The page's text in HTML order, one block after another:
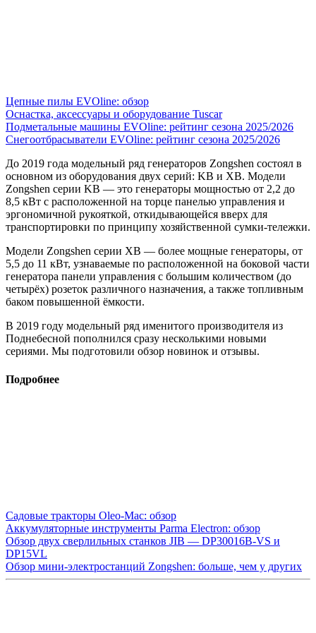
Цепные пилы EVOline: обзор
Оснастка, аксессуары и оборудование Tuscar
Подметальные машины EVOline: рейтинг сезона 2025/2026
Снегоотбрасыватели EVOline: рейтинг сезона 2025/2026
До 2019 года модельный ряд генераторов Zongshen состоял в
основном из оборудования двух серий: KB и XB. Модели
Zongshen серии KB — это генераторы мощностью от 2,2 до
8,5 кВт с расположенной на торце панелью управления и
эргономич­ной рукояткой, откидывающейся вверх для
транспортировки по принципу хозяйственной сумки-тележки.
Модели Zongshen серии XB — более мощные генераторы, от
5,5 до 11 кВт, узнаваемые по расположенной на боковой части
генератора панели управления с большим количеством (до
четырёх) розеток различного назначения, а также топливным
ба­ком повышенной ёмкости.
В 2019 году модельный ряд именитого производителя из
Поднебесной пополнился сразу несколькими новыми
сериями. Мы подготовили обзор новинок и отзывы.
Подробнее
Садовые тракторы Oleo-Mac: обзор
Аккумуляторные инструменты Parma Electron: обзор
Обзор двух сверлильных станков JIB — DP30016B-VS и
DP15VL
Обзор мини-электростанций Zongshen: больше, чем у других